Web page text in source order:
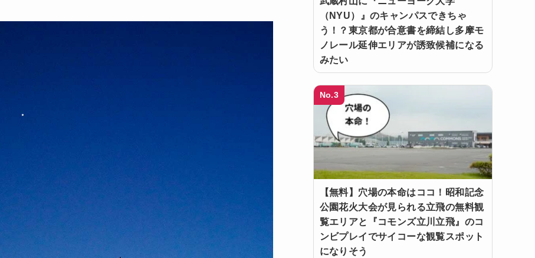
（NYU）』のキャンパスできちゃ
う！？東京都が合意書を締結し多摩モ
ノレール延伸エリアが誘致候補になる
みたい
No.3
【無料】穴場の本命はココ！昭和記念
公園花火大会が見られる立飛の無料観
覧エリアと『コモンズ立川立飛』のコ
ンビプレイでサイコーな観覧スポット
になりそう